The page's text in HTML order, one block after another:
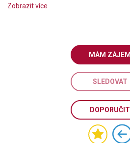
Zobrazit více
MÁM ZÁJEM
SLEDOVAT
DOPORUČIT